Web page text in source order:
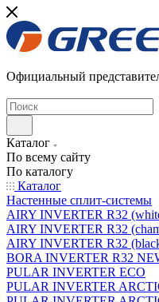
Официальный
Каталог
По всему сайту
По каталогу
Каталог
Настенные сплит-системы
AIRY INVERTER R32
AIRY INVERTER R32
AIRY INVERTER R32
BORA INVERTER R32
PULAR INVERTER ECO
PULAR INVERTER